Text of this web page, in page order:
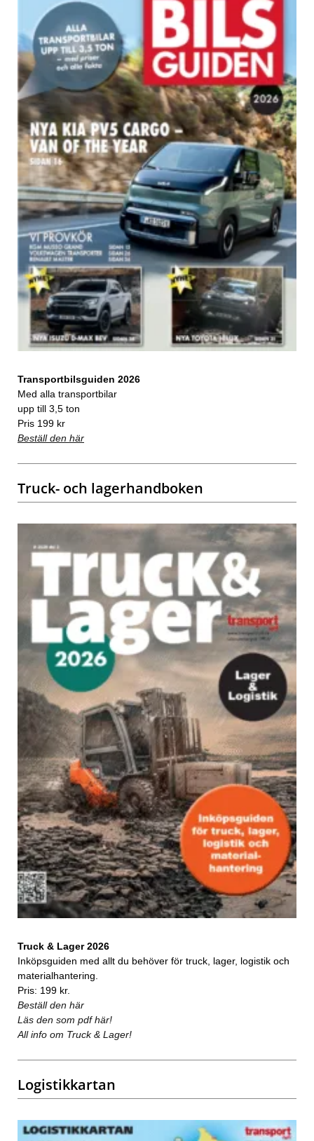
Transportbilsguiden 2026
Med alla transportbilar
upp till 3,5 ton
Pris 199 kr
Beställ den här
Truck- och lagerhandboken
Truck & Lager 2026
Inköpsguiden med allt du behöver för truck, lager, logistik och
materialhantering.
Pris: 199 kr.
Beställ den här
Läs den som pdf här!
All info om Truck & Lager!
Logistikkartan